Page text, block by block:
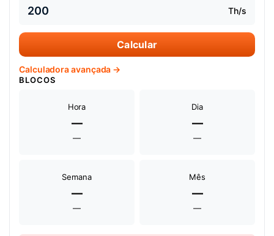
Th/s
Calcular
Calculadora avançada →
BLOCOS
Hora
—
—
Dia
—
—
Semana
—
—
Mês
—
—